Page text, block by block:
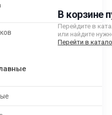
В корзине
Перейдите в
или найдите
Перейти в